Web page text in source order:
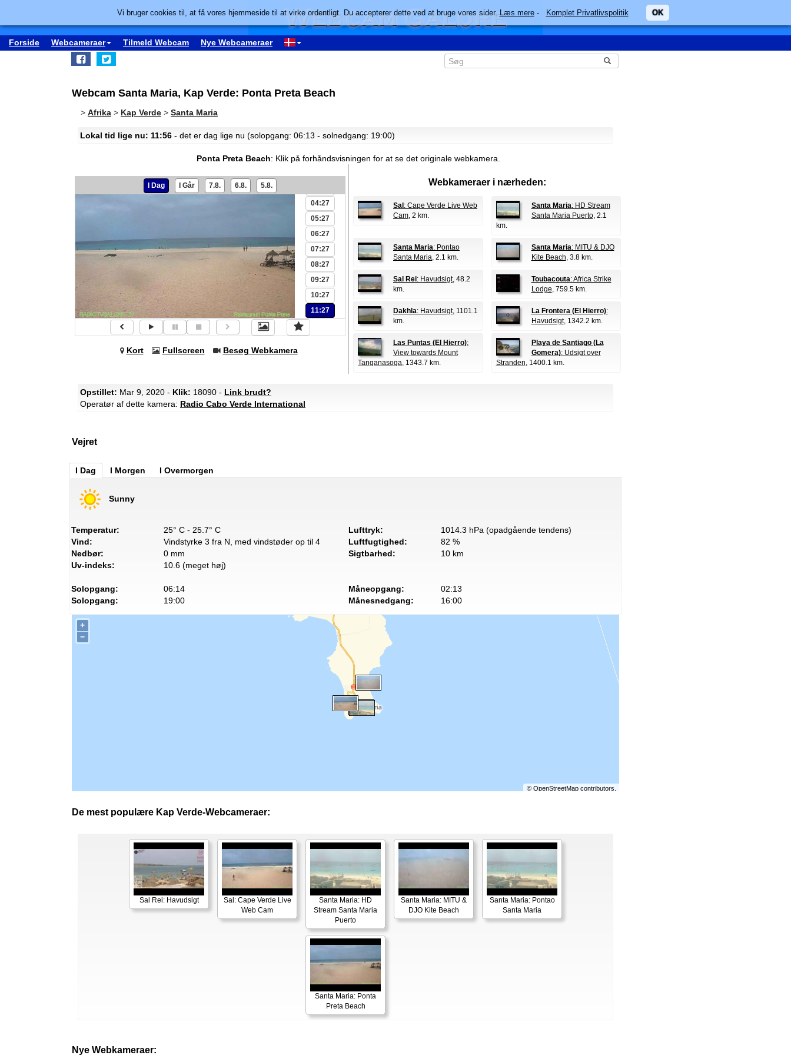
Forside Webcameraer Tilmeld Webcam Nye Webcameraer
Webcam Santa Maria, Kap Verde: Ponta Preta Beach
> Afrika > Kap Verde > Santa Maria
Lokal tid lige nu: 11:56 - det er dag lige nu (solopgang: 06:13 - solnedgang: 19:00)
Ponta Preta Beach: Klik på forhåndsvisningen for at se det originale webkamera.
I Dag I Går 7.8. 6.8. 5.8.
01:27
04:27
05:27
06:27
07:27
08:27
09:27
10:27
11:27
Kort Fullscreen Besøg Webkamera
Webkameraer i nærheden:
Sal : Cape Verde Live Web
Cam, 2 km.
Santa Maria: HD Stream
Santa Maria Puerto, 2.1
km.
Santa Maria: Pontao
Santa Maria, 2.1 km.
Santa Maria: MITU & DJO
Kite Beach, 3.8 km.
Sal Rei: Havudsigt, 48.2
km.
Toubacouta: Africa Strike
Lodge, 759.5 km.
Dakhla: Havudsigt, 1101.1
km.
La Frontera (El Hierro):
Havudsigt, 1342.2 km.
Las Puntas (El Hierro):
View towards Mount
Tanganasoga, 1343.7 km.
Playa de Santiago (La
Gomera): Udsigt over
Stranden, 1400.1 km.
Opstillet: Mar 9, 2020 - Klik: 18090 - Link brudt?
Operatør af dette kamera: Radio Cabo Verde International
Vejret
I Dag I Morgen I Overmorgen
Sunny
Temperatur:
25° C - 25.7° C
Vind:
Vindstyrke 3 fra N, med vindstøder op til 4
Nedbør:
0 mm
Uv-indeks:
10.6 (meget høj)
Lufttryk:
1014.3 hPa (opadgående tendens)
Luftfugtighed:
82 %
Sigtbarhed:
10 km
Solopgang:
06:14
Solopgang:
19:00
Måneopgang:
02:13
Månesnedgang:
16:00
+
−
© OpenStreetMapcontributors.
De mest populære Kap Verde-Webcameraer:
Sal Rei: Havudsigt
Sal: Cape Verde Live
Web Cam
Santa Maria: HD
Stream Santa Maria
Puerto
Santa Maria: MITU &
DJO Kite Beach
Santa Maria: Pontao
Santa Maria
Santa Maria: Ponta
Preta Beach
Nye Webkameraer:
Vi bruger cookies til, at få vores hjemmeside til at virke ordentligt. Du accepterer dette ved at bruge vores sider.Læs mere- Komplet Privatlivspolitik OK